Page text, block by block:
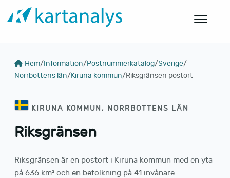
Hem/Information/Postnummerkatalog/Sverige/
Norrbottens län/Kiruna kommun/Riksgränsen postort
KIRUNA KOMMUN, NORRBOTTENS LÄN
Riksgränsen
Riksgränsen är en postort i Kiruna kommun med en yta
på 636 km² och en befolkning på 41 invånare